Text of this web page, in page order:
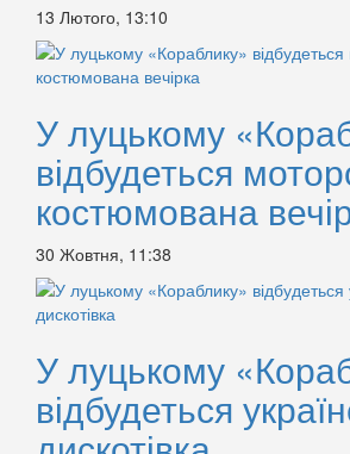
13 Лютого, 13:10
У луцькому
відбудеться
костюмована
30 Жовтня, 11:38
У луцькому
відбудеться